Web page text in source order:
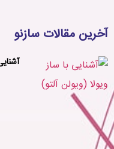
آخرین مقالات سازنو